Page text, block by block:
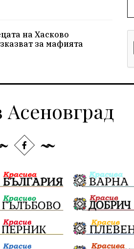
на Хасково
за мафията